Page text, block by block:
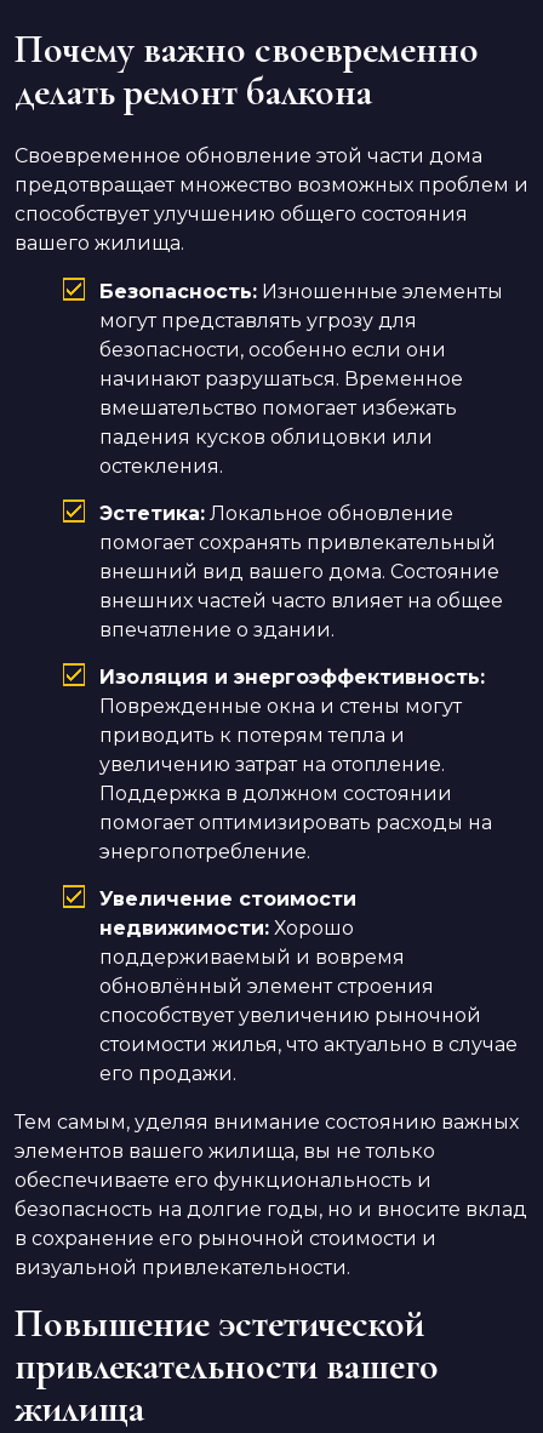
Почему важно своевременно
делать ремонт балкона
Своевременное обновление этой части дома
предотвращает множество возможных проблем и
способствует улучшению общего состояния
вашего жилища.
Безопасность: Изношенные элементы
могут представлять угрозу для
безопасности, особенно если они
начинают разрушаться. Временное
вмешательство помогает избежать
падения кусков облицовки или
остекления.
Эстетика: Локальное обновление
помогает сохранять привлекательный
внешний вид вашего дома. Состояние
внешних частей часто влияет на общее
впечатление о здании.
Изоляция и энергоэффективность:
Поврежденные окна и стены могут
приводить к потерям тепла и
увеличению затрат на отопление.
Поддержка в должном состоянии
помогает оптимизировать расходы на
энергопотребление.
Увеличение стоимости
недвижимости: Хорошо
поддерживаемый и вовремя
обновлённый элемент строения
способствует увеличению рыночной
стоимости жилья, что актуально в случае
его продажи.
Тем самым, уделяя внимание состоянию важных
элементов вашего жилища, вы не только
обеспечиваете его функциональность и
безопасность на долгие годы, но и вносите вклад
в сохранение его рыночной стоимости и
визуальной привлекательности.
Повышение эстетической
привлекательности вашего
жилища